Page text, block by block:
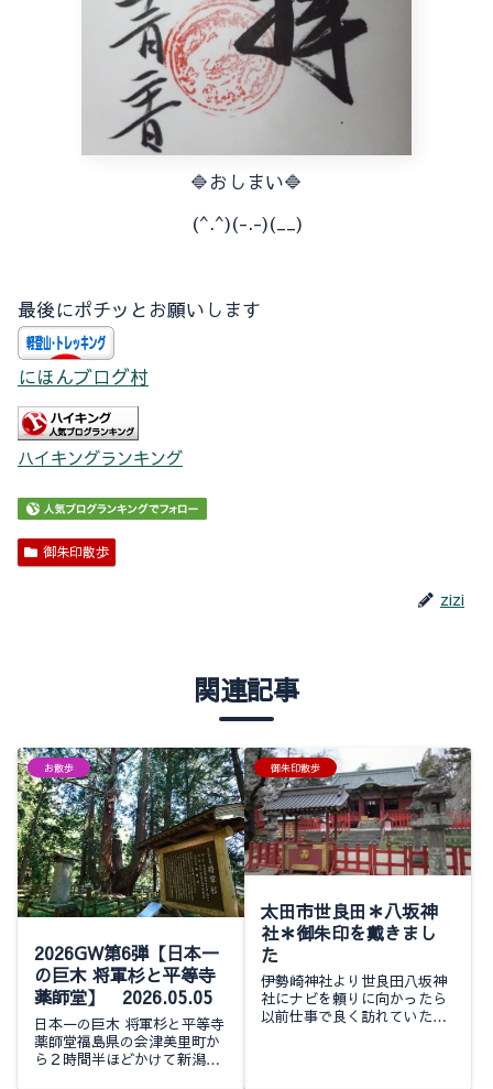
🔷おしまい🔷
(^.^)(-.-)(__)
最後にポチッとお願いします
にほんブログ村
ハイキングランキング
御朱印散歩
zizi
関連記事
お散歩
2026GW第6弾【日本一
の巨木 将軍杉と平等寺
薬師堂】 2026.05.05
日本一の巨木 将軍杉と平等寺
薬師堂福島県の会津美里町か
ら２時間半ほどかけて新潟県
御朱印散歩
太田市世良田＊八坂神
社＊御朱印を戴きまし
た
伊勢崎神社より世良田八坂神
社にナビを頼りに向かったら
以前仕事で良く訪れていた地